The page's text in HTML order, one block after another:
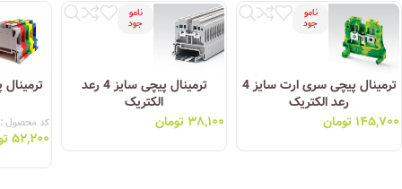
نامو
جود
ترمینال پیچی سری ارت سایز 4
رعد الکتریک
۱۴۵,۷۰۰ تومان
نامو
جود
ترمینال پیچی سایز 4 رعد
الکتریک
۳۸,۱۰۰ تومان کد محصول
۵۲,۲۰۰